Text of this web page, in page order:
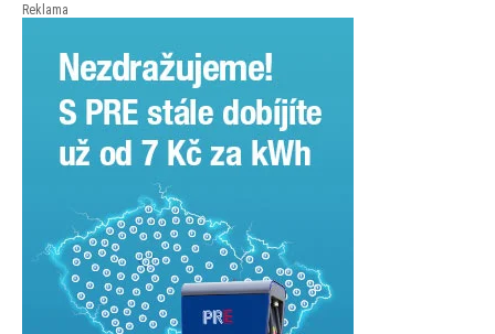
Reklama